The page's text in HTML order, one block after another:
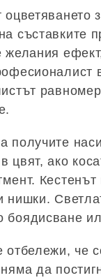
оцветяването
съставките
желания
получите
цвят, ако
нишки.
боядисване
че
да